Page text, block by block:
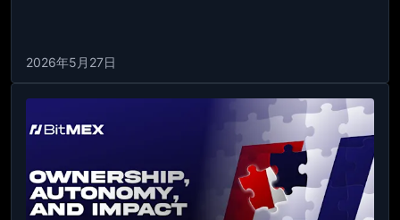
2026年5月27日